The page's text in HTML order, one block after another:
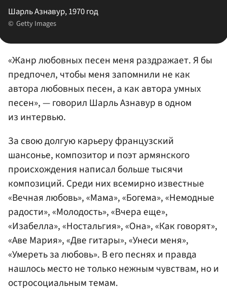
Шарль Азнавур, 1970 год
Getty Images
«Жанр любовных песен меня раздражает. Я бы
предпочел, чтобы меня запомнили не как
автора любовных песен, а как автора умных
песен», — говорил Шарль Азнавур в одном
из интервью.
За свою долгую карьеру французский
шансонье, композитор и поэт армянского
происхождения написал больше тысячи
композиций. Среди них всемирно известные
«Вечная любовь», «Мама», «Богема», «Немодные
радости», «Молодость», «Вчера еще»,
«Изабелла», «Ностальгия», «Она», «Как говорят»,
«Аве Мария», «Две гитары», «Унеси меня»,
«Умереть за любовь». В его песнях и правда
нашлось место не только нежным чувствам, но и
остросоциальным темам.